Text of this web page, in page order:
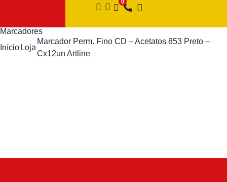
Marcadores
Início Loja
Marcador Perm. Fino CD – Acetatos 853 Preto –
Cx12un Artline